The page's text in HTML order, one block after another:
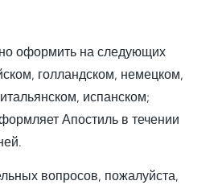
оформить на следующих
голландском, немецком,
испанском;
Апостиль в течении
вопросов, пожалуйста,